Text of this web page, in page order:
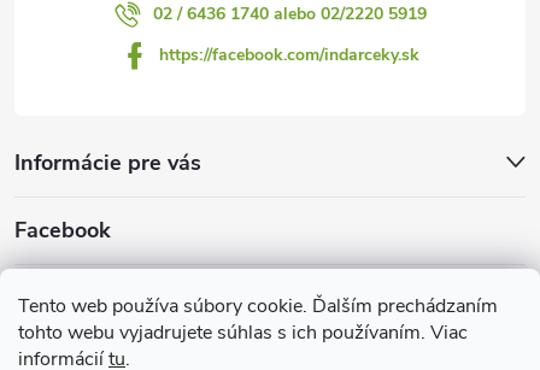
Tento web používa súbory cookie. Ďalším prechádzaním
tohto webu vyjadrujete súhlas s ich používaním. Viac
informáciítu.
02 / 6436 1740 alebo 02/2220 5919
https://facebook.com/indarceky.sk
Informácie pre vás
Facebook
Prijímame online platby